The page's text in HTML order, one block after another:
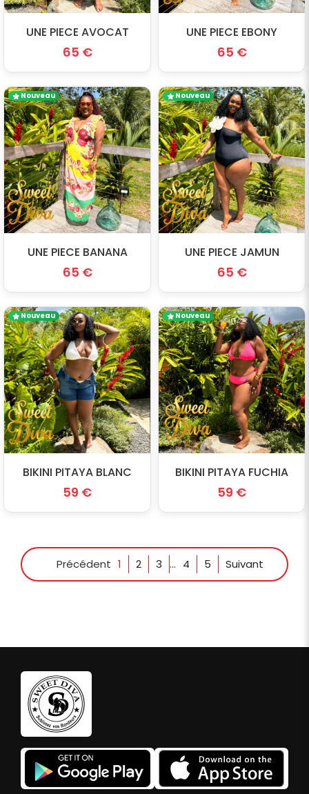
UNE PIECE AVOCAT
65 €
UNE PIECE EBONY
65 €
Nouveau
UNE PIECE BANANA
65 €
Nouveau
UNE PIECE JAMUN
65 €
Nouveau
BIKINI PITAYA BLANC
59 €
Nouveau
BIKINI PITAYA FUCHIA
59 €
Précédent 1 2 3 ... 4 5 Suivant